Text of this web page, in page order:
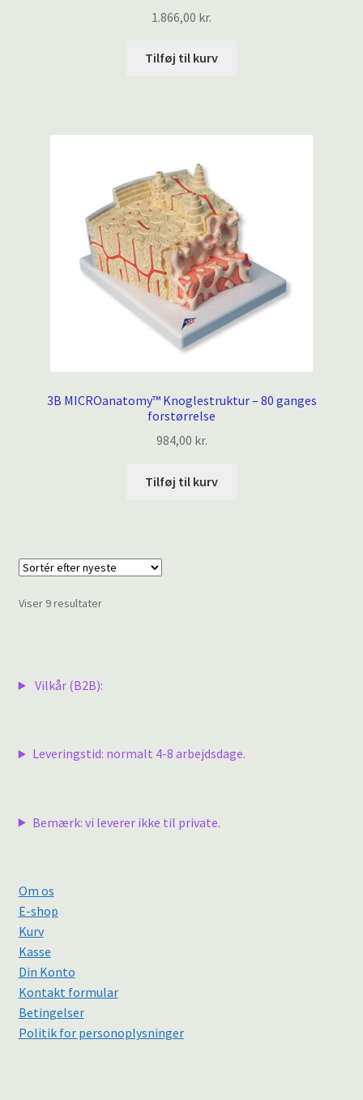
1.866,00 kr.
Tilføj til kurv
3B MICROanatomy™ Knoglestruktur – 80 ganges
forstørrelse
984,00 kr.
Tilføj til kurv
Viser 9 resultaterSorteret
Vilkår (B2B):
Leveringstid: normalt 4-8 arbejdsdage.
Bemærk: vi leverer ikke til private.
Om os
E-shop
Kurv
Kasse
Din Konto
Kontakt formular
Betingelser
Politik for personoplysninger